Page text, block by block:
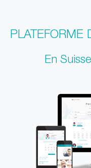
PLATEFORME
En